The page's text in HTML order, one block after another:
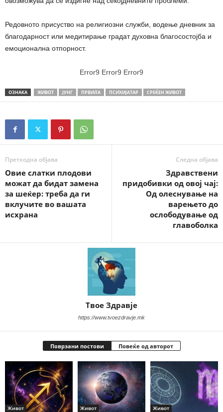
Редовното присуство на религиозни служби, водење дневник за
благодарност или медитирање градат духовна благосостојба и
емоционална отпорност.
Error9 Error9 Error9
ОЗНАКА ЖИВОТ ЈУНГ ПРВИЛА ПСИХИЈАТАР СРЕЌЕН ЖИВОТ
Претходна објава
Овие слатки плодови
можат да бидат замена
за шеќер: треба да ги
вклучите во вашата
исхрана
Следна објава
Здравствени
придобивки од овој чај:
Од олеснување на
варењето до
ослободување од
главоболка
Твое Здравје
https://www.tvoezdravje.mk
Поврзани постови Повеќе од авторот
Живот Живот Живот